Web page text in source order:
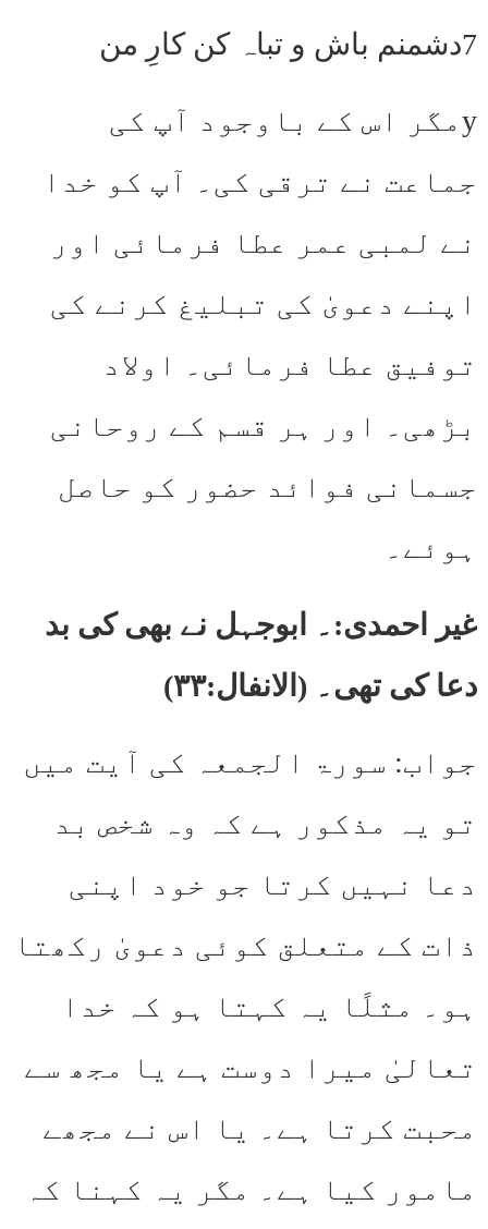
7دشمنم باش و تباہ کن کارِ من
yمگر اس کے باوجود آپ کی
جماعت نے ترقی کی۔ آپ کو خدا
نے لمبی عمر عطا فرمائی اور
اپنے دعویٰ کی تبلیغ کرنے کی
توفیق عطا فرمائی۔ اولاد
بڑھی۔ اور ہر قسم کے روحانی
جسمانی فوائد حضور کو حاصل
ہوئے۔
غیر احمدی:۔ ابوجہل نے بھی کی بد
دعا کی تھی۔ (الانفال:۳۳)
جواب: سورۃ الجمعہ کی آیت میں
تو یہ مذکور ہے کہ وہ شخص بد
دعا نہیں کرتا جو خود اپنی
ذات کے متعلق کوئی دعویٰ رکھتا
ہو۔ مثلًا یہ کہتا ہو کہ خدا
تعالیٰ میرا دوست ہے یا مجھ سے
محبت کرتا ہے۔ یا اس نے مجھے
مامور کیا ہے۔ مگر یہ کہنا کہ